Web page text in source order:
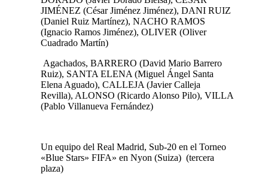
JIMÉNEZ (César Jiménez Jiménez), DANI RUIZ
(Daniel Ruiz Martínez), NACHO RAMOS
(Ignacio Ramos Jiménez), OLIVER (Oliver
Cuadrado Martín)
Agachados, BARRERO (David Mario Barrero
Ruiz), SANTA ELENA (Miguel Ángel Santa
Elena Aguado), CALLEJA (Javier Calleja
Revilla), ALONSO (Ricardo Alonso Pilo), VILLA
(Pablo Villanueva Fernández)
Un equipo del Real Madrid, Sub-20 en el Torneo
«Blue Stars» FIFA» en Nyon (Suiza) (tercera
plaza)